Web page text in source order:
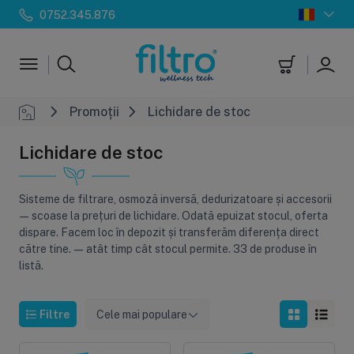
0752.345.876
Promoții Lichidare de stoc
Lichidare de stoc
Sisteme de filtrare, osmoză inversă, dedurizatoare și accesorii
— scoase la prețuri de lichidare. Odată epuizat stocul, oferta
dispare. Facem loc în depozit și transferăm diferența direct
către tine. — atât timp cât stocul permite. 33 de produse în
listă.
Filtre Cele mai populare